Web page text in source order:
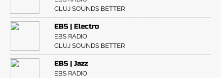
CLUJ SOUNDS BETTER
EBS | Electro
EBS RADIO
CLUJ SOUNDS BETTER
EBS | Jazz
EBS RADIO